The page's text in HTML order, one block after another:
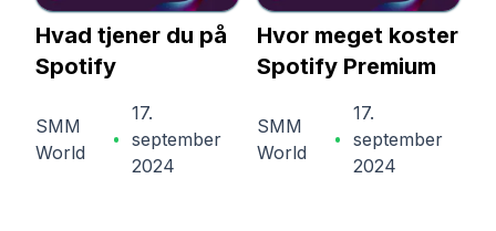
Hvad tjener du på
Spotify
SMM
World
17.
september
2024
Hvor meget koster
Spotify Premium
SMM
World
17.
september
2024